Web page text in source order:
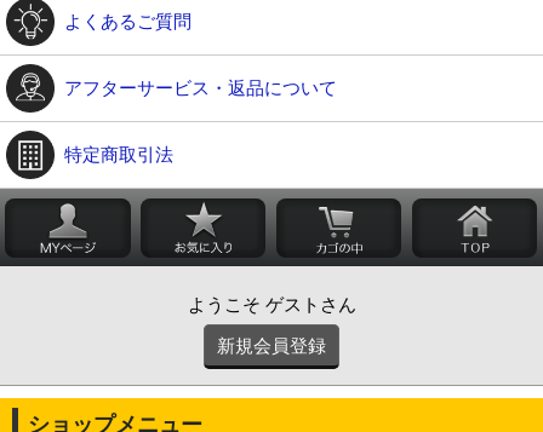
よくあるご質問
アフターサービス・返品について
特定商取引法
ようこそ ゲストさん
新規会員登録
ショップメニュー